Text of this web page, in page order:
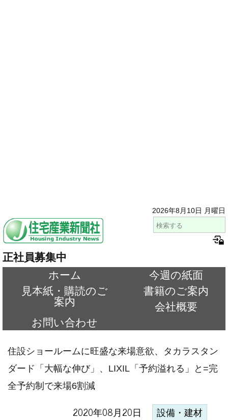
2026年8月10日 月曜日
正社員募集中
ホーム
今週の紙面
見本紙・購読のご
案内
書籍のご案内
会社概要
お問い合わせ
住設ショールームに旺盛な来場意欲、タカラスタン
ダード「大幅な伸び」、LIXIL「予約溢れる」と=完
全予約制で来場6割減
2020年08月20日 設備・建材